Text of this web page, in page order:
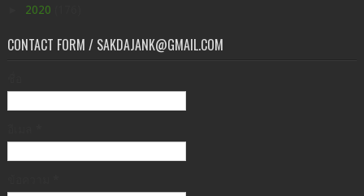
2020
CONTACT FORM / SAKDAJANK@GMAIL.COM